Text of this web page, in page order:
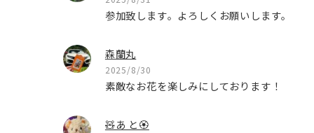
参加致します。よろしくお願いします。
森蘭丸
2025/8/30
素敵なお花を楽しみにしております！
🧸あ と🏵